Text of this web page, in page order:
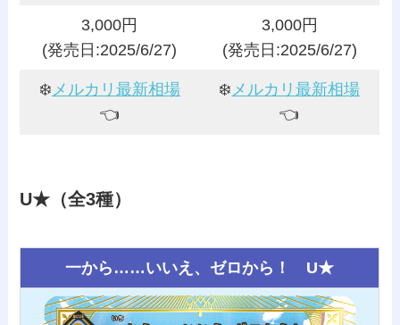
3,000円
(発売日:2025/6/27)
3,000円
(発売日:2025/6/27)
❄️メルカリ最新相場
👈️
❄️メルカリ最新相場
👈️
U★（全3種）
一から……いいえ、ゼロから！ U★